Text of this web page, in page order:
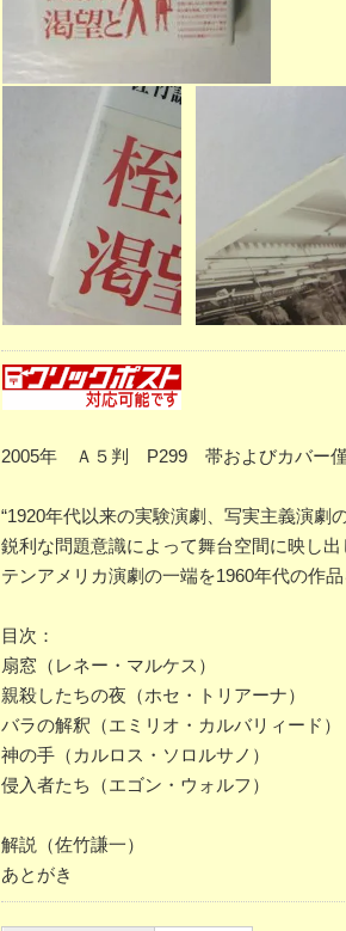
2005年 Ａ５判 P299 帯およびカバー
“1920年代以来の実験演劇、写実主義演
鋭利な問題意識によって舞台空間に映し
テンアメリカ演劇の一端を1960年代の作
目次：
扇窓（レネー・マルケス）
親殺したちの夜（ホセ・トリアーナ）
バラの解釈（エミリオ・カルバリィード）
神の手（カルロス・ソロルサノ）
侵入者たち（エゴン・ウォルフ）
解説（佐竹謙一）
あとがき